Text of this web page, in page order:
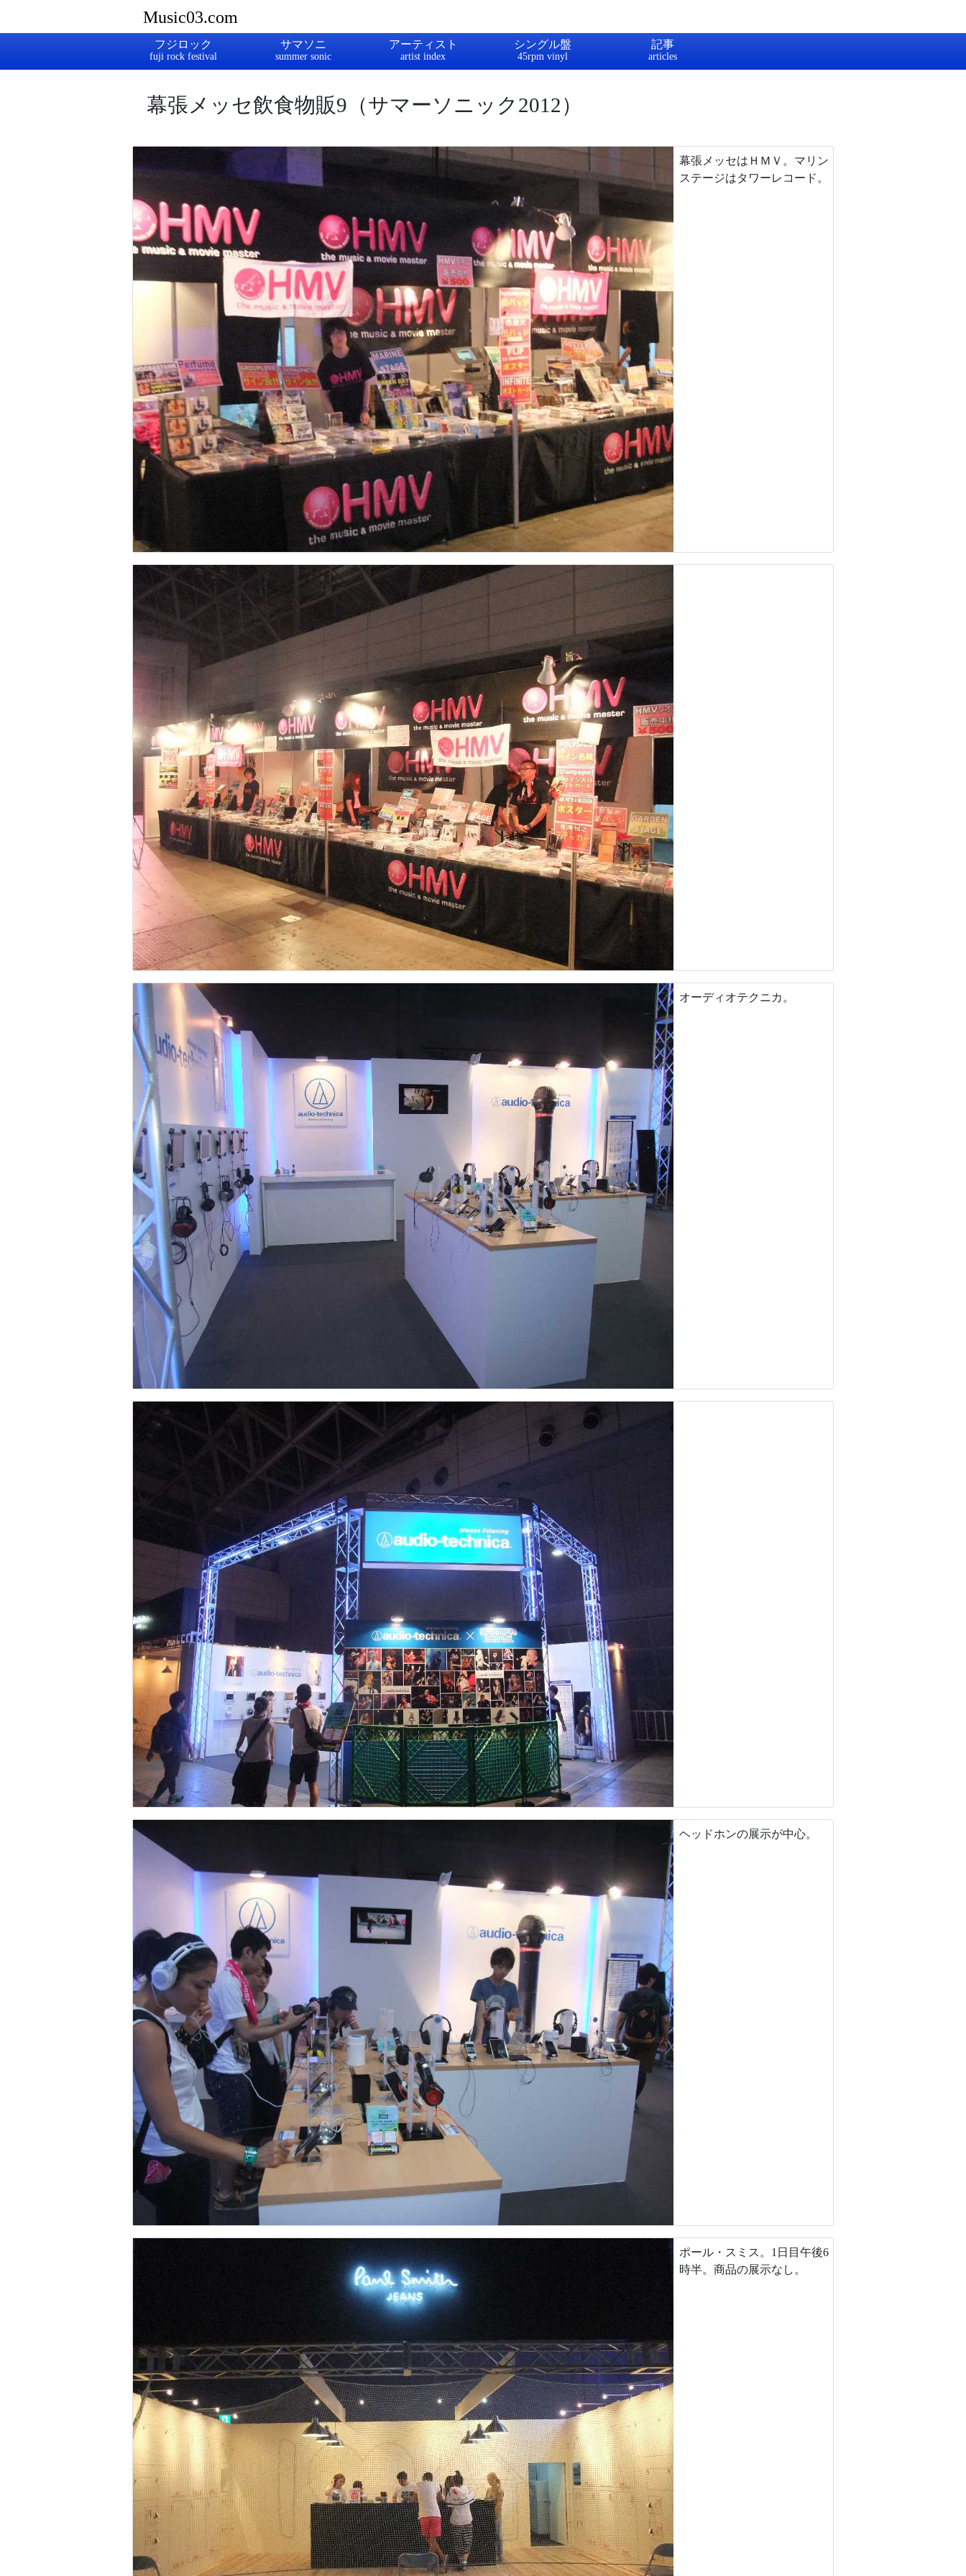
Music03.com
フジロック サマソニ アーティスト シングル盤 記事
幕張メッセ飲食物販9（サマーソニック2012）
幕張メッセはＨＭＶ。マリン
ステージはタワーレコード。
オーディオテクニカ。
ヘッドホンの展示が中心。
ポール・スミス。1日目午後6
時半。商品の展示なし。